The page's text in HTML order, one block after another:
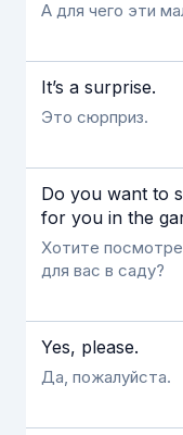
А для чего эти
It’s a surprise.
Это сюрприз.
Do you want to
for you in the
Хотите
для вас в саду?
Yes, please.
Да, пожалуйста.